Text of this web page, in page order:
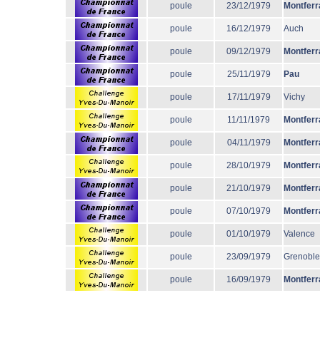
poule 23/12/1979
poule 16/12/1979 Auch
poule 09/12/1979
poule 25/11/1979 Pau
poule 17/11/1979 Vichy
poule 11/11/1979
poule 04/11/1979
poule 28/10/1979
poule 21/10/1979
poule 07/10/1979
poule 01/10/1979 Valence
poule 23/09/1979 Grenoble
poule 16/09/1979